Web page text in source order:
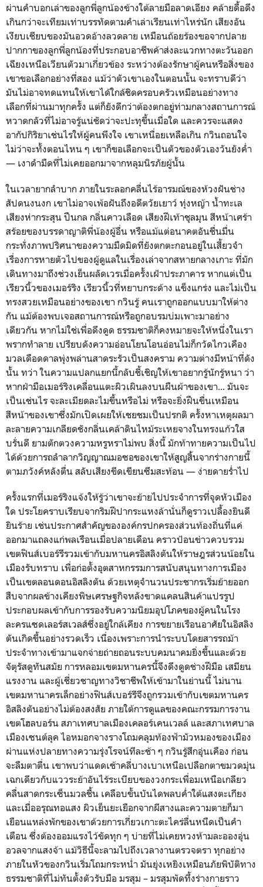
ผ่านคำบอกเล่าของลูกพี่ลูกน้องข้างใต้ลายมือลาดเอียง คล้ายดื้อดึง
เกินกว่าจะเทียมเท่าบรรทัดตามคำเล่าเรียนเท่าไหร่นัก เสียงอัน
เงียบเชียบของมันอวดอ้างลวดลาย เหมือนถ้อยร้องขอจากปลาย
ปากกาของลูกพี่ลูกน้องที่ประกอบอาชีพค้าส่งละแวกทางตะวันออก
เฉียงเหนือเวียนตัวมาเกี่ยวข้อง ระหว่างต้องรักษาผู้คนหรือสิ่งของ
เขาขอเลือกอย่างที่สอง แม้ว่าตัวเขาเองในตอนนั้น จะทราบดีว่า
มันไม่อาจทดแทนให้เขาได้ใกล้ชิดครอบครัวเหมือนอย่างทาง
เลือกที่ผ่านมาทุกครั้ง แต่ก็ยังดีกว่าต้องตกอยู่ท่ามกลางสถานการณ์
หวาดกลัวที่ไม่อาจรู้แน่ชัดว่าจะปะทุขึ้นเมื่อใด และควรจะแสดง
อากัปกิริยาเช่นไรให้ผู้คนพึงใจ เขาเหนื่อยเหลือเกิน กวินถอนใจ
ไม่ว่าจะทั้งตอนไหน ๆ เขาก็ขอเลือกจะเป็นตัวของตัวเองวันยังค่ำ
— เงาดำมืดที่ไม่เคยออกมาจากหลุมนิรภัยผู้นั้น
ในเวลายากลำบาก ภายในระลอกคลื่นไร้อารมณ์ของห้วงฝันช่าง
สัปดนงนงก เขาไม่อาจเพ้อฝันถึงอดีตวัยเยาว์ ทุ่งหญ้า น้ำทะเล
เสียงห่ากระสุน ปืนกล กลิ่นคาวเลือด เสียงฝีเท้าชุลมุน สีหน้าเศร้า
สร้อยของบรรดาญาติพี่น้องผู้อื่น หรือแม้แต่อนาคตอันชื่นมื่น
กระทั่งภาพปริศนาของความมืดมิดที่ยังตกตะกอนอยู่ในเสี้ยวจำ
เรื่องการหายตัวไปของผู้ดูแลในเรื่องเล่าจากสหายกลางเกาะ ที่มัก
เดินทางมาถึงช่วงเย็นผลัดเวรเมื่อครั้งเฝ้าประภาคาร หากแต่เป็น
เรียวนิ้วของเมอร์ริง เรียวนิ้วที่หยาบกระด้าง แข็งแกร่ง และไม่เป็น
ทรงสวยเหมือนอย่างของเขา กวินรู้ คนเราถูกออกแบบมาให้ต่าง
กัน แม้ต้องพบเจอสถานการณ์หรือถูกอบรมบ่มเพาะมาอย่าง
เดียวกัน หากไม่ใช่เพื่อดึงดูด ธรรมชาติก็คงหมายจะให้หนึ่งในเรา
พรากทำลาย เปรียบดังความอ่อนโยนโอนอ่อนไม่ก็กวัดไกวเคือง
มวลเดือดดาลพุ่งพล่านสาดระรัวเป็นสงคราม ความต่างมีหน้าที่ดัง
นั้น ทว่า ในความแปลกแยกนี้กลับชี้เชิญให้เขาอยากรู้นักรู้หนา ว่า
หากฝ่ามือเมอร์ริงเคลื่อนแตะผิวเผินลงบนผืนผ้าของเขา... มันจะ
เป็นเช่นไร จะละเมียดละไมขึ้นหรือไม่ หรือจะยิ่งฝืนขื่นเหมือน
สีหน้าของเขาซึ่งมักเปิดเผยให้เชยชมเป็นปรกติ ครั้งหาเหตุผลมา
ละลายความเกลียดชังกลิ่นเคล้าดินไหม้ระเหยจางในทรงแก้วใส
บรั่นดี ยามตักตวงความหรูหราไม่พบ สิ่งนี้ มักท้าทายความเป็นไป
ได้ด้วยการถลำลากวิญญาณมอซอของเขาให้สูญสิ้นจากร่างกายนี้
ตามภวังค์หลังตื่น สลับเสียงขีดเขียนซึมสะท้อน — ง่ายดายร่ำไป
ครั้งแรกที่เมอร์ริงแจ้งให้รู้ว่าเขาจะย้ายไปประจำการที่จุดหัวเมือง
ใด ประโยคราบเรียบจากริมฝีปากระแหงล้านั่นก็ดูราวเปลื้องยินดี
ยินร้าย เช่นประกาศสำคัญขององค์กรปกครองส่วนท้องถิ่นที่แค่
ออกมาแถลงแก่พลเรือนเมื่อปลายเดือน คราวป้อนข่าวควบรวม
เขตฟินส์เบอร์รีรวมเข้ากับมหานครอิสลิงตันให้ราษฎรส่วนน้อยใน
เมืองรับทราบ เพื่อก่อตั้งอุตสาหกรรมการสนับสนุนทางการเมือง
เป็นเขตลอนดอนอิสลิงตัน ด้วยเหตุจำนวนประชากรเริ่มย้ายออก
สืบจากผลข้างเคียงพิษเศรษฐกิจหลังขาดแคลนสินค้าแปรรูป
ประกอบผลเข้ากับการรองรับความนิยมอุปโภคของผู้คนในโรง
ละครแซดเลอร์สเวลส์ซึ่งอยู่ใกล้เคียง การขยายเรือนอาศัยในอิสลิง
ตันเกิดขึ้นอย่างรวดเร็ว เนื่องเพราะการนำระบบโดยสารรถม้า
ประจำทางเข้ามาแจกจ่ายถ่ายถอนระบบคมนาคมยิ่งขึ้นและด้วย
จัตุรัสดูทันสมัย การหลอมเขตมหานครนี้จึงดึงดูดช่างฝีมือ เสมียน
แรงงาน และผู้เชี่ยวชาญทางวิชาชีพให้เข้ามาในย่านนี้ ไม่นาน
เขตมหานาครเล็กอย่างฟินส์เบอร์รีจึงถูกรวมเข้ากับเขตมหานคร
อิสลิงตันอย่างไม่ต้องสงสัย ภายใต้การดูแลของคณะกรรมการงาน
เขตโฮลบอร์น สภาเทศบาลเมืองเคลอร์เคนเวลล์ และสภาเทศบาล
เมืองเซนต์ลุค ไอหมอกจางรางโถมคลุมท้องฟ้ามัวหมองของเมือง
ผ่านแห่งปลายทางความรุ่งโรจน์ทีละช้า ๆ กวินรู้สึกอุ่นเคือง ก่อน
จะลืมตาตื่น เขาพบว่าแดดเช้าคลี่บางเบาเหนือเปลือกตาขมวดมุ่น
เฉกเดียวกับแววระย้าอันไร้ระเบียบของวงกระเพื่อมเหนือเกลียว
คลื่นสาดกระเซ็นมวลชื้น เคลือบขั้นบันไดพลบค่ำใต้แสงตะเกียง
และเมื่ออรุณทอแสง ผิวเย็นยะเยือกจากผีสางและความตายก็มา
เยือนแหล่งพักของเขาด้วยการเกี่ยวเกาะตะไคร่ลื่นหนืดเป็นคำ
เตือน ซึ่งต้องออมแรงไว้ขัดทุก ๆ บ่ายที่ไม่เคยหวงห้ามละอองอุ่น
อวลจากแสงจ้า แม้วิธีนี้จะลามไปถึงเวลางานตรวจตรา ทุกอย่าง
ภายในหัวของกวินเริ่มโถมกระหน่ำ มันยุ่งเหยิงเหมือนภัยพิบัติทาง
ธรรมชาติที่ไม่ทันตั้งตัวรับมือ มรสุม – มรสุมพัดทึ้งร่างกายราว